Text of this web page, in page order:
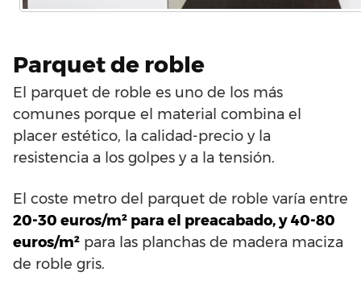
Parquet de roble
El parquet de roble es uno de los más
comunes porque el material combina el
placer estético, la calidad-precio y la
resistencia a los golpes y a la tensión.
El coste metro del parquet de roble varía entre
20-30 euros/m² para el preacabado, y 40-80
euros/m² para las planchas de madera maciza
de roble gris.